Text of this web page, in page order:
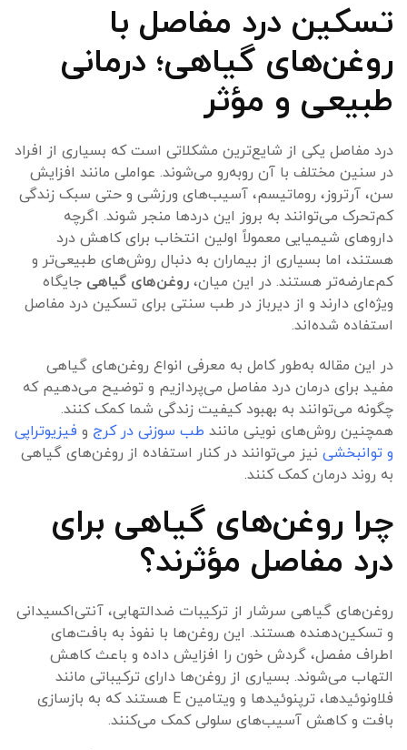
تسکین درد مفاصل با
روغن‌های گیاهی؛ درمانی
طبیعی و مؤثر
درد مفاصل یکی از شایع‌ترین مشکلاتی است که بسیاری از افراد
در سنین مختلف با آن روبه‌رو می‌شوند. عواملی مانند افزایش
سن، آرتروز، روماتیسم، آسیب‌های ورزشی و حتی سبک زندگی
کم‌تحرک می‌توانند به بروز این دردها منجر شوند. اگرچه
داروهای شیمیایی معمولاً اولین انتخاب برای کاهش درد
هستند، اما بسیاری از بیماران به دنبال روش‌های طبیعی‌تر و
کم‌عارضه‌تر هستند. در این میان، روغن‌های گیاهی جایگاه
ویژه‌ای دارند و از دیرباز در طب سنتی برای تسکین درد مفاصل
استفاده شده‌اند.
در این مقاله به‌طور کامل به معرفی انواع روغن‌های گیاهی
مفید برای درمان درد مفاصل می‌پردازیم و توضیح می‌دهیم که
چگونه می‌توانند به بهبود کیفیت زندگی شما کمک کنند.
همچنین روش‌های نوینی مانند طب سوزنی در کرج و فیزیوتراپی
و توانبخشی نیز می‌توانند در کنار استفاده از روغن‌های گیاهی
به روند درمان کمک کنند.
چرا روغن‌های گیاهی برای
درد مفاصل مؤثرند؟
روغن‌های گیاهی سرشار از ترکیبات ضدالتهابی، آنتی‌اکسیدانی
و تسکین‌دهنده هستند. این روغن‌ها با نفوذ به بافت‌های
اطراف مفصل، گردش خون را افزایش داده و باعث کاهش
التهاب می‌شوند. بسیاری از روغن‌ها دارای ترکیباتی مانند
فلاونوئیدها، ترپنوئیدها و ویتامین E هستند که به بازسازی
بافت و کاهش آسیب‌های سلولی کمک می‌کنند.